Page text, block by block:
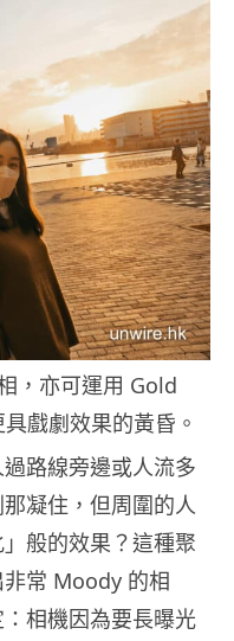
，亦可運用 Gold
戲劇效果的黃昏。
路線旁邊或人流多
凝住，但周圍的人
般的效果？這種聚
常 Moody 的相
相機因為要長曝光